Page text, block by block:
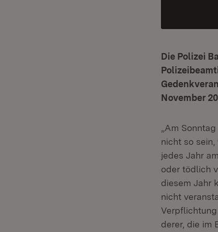
Die Polizei
November
„Am
nicht so
jedes Jahr
oder tödlich
diesem Jahr
nicht
derer, die im